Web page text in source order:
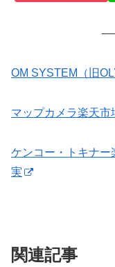
OM SYSTEM（旧
マップカメラ楽天市
ケンコー・トキナー
実
関連記事